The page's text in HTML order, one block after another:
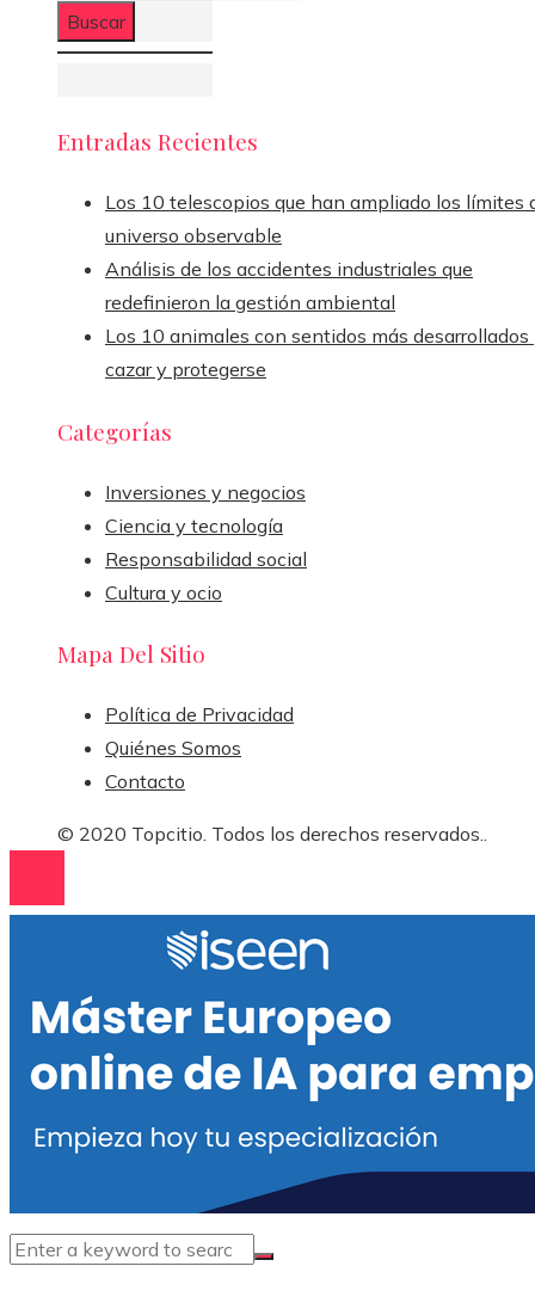
Entradas Recientes
Los 10 telescopios que han ampliado los límites
universo observable
Análisis de los accidentes industriales que
redefinieron la gestión ambiental
Los 10 animales con sentidos más desarrollados
cazar y protegerse
Categorías
Inversiones y negocios
Ciencia y tecnología
Responsabilidad social
Cultura y ocio
Mapa Del Sitio
Política de Privacidad
Quiénes Somos
Contacto
© 2020 Topcitio. Todos los derechos reservados..